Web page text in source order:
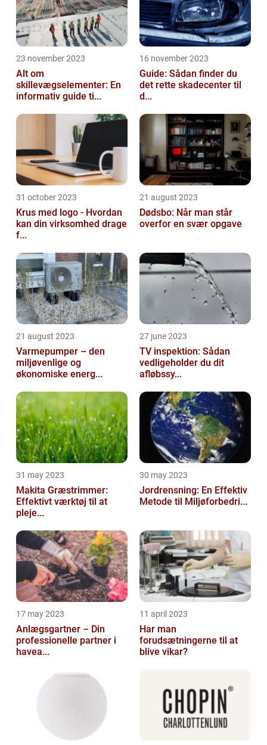
23 november 2023
Alt om
skillevægselementer: En
informativ guide ti...
16 november 2023
Guide: Sådan finder du
det rette skadecenter til
d...
31 october 2023
Krus med logo - Hvordan
kan din virksomhed drage
f...
21 august 2023
Dødsbo: Når man står
overfor en svær opgave
21 august 2023
Varmepumper – den
miljøvenlige og
økonomiske energ...
27 june 2023
TV inspektion: Sådan
vedligeholder du dit
afløbssy...
31 may 2023
Makita Græstrimmer:
Effektivt værktøj til at
pleje...
30 may 2023
Jordrensning: En Effektiv
Metode til Miljøforbedri...
17 may 2023
Anlægsgartner – Din
professionelle partner i
havea...
11 april 2023
Har man
forudsætningerne til at
blive vikar?